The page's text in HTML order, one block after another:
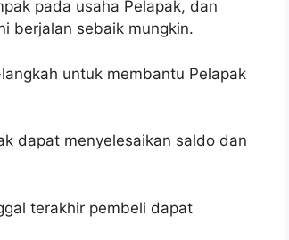
pada usaha Pelapak, dan
berjalan sebaik mungkin.
untuk membantu Pelapak
dapat menyelesaikan saldo dan
terakhir pembeli dapat